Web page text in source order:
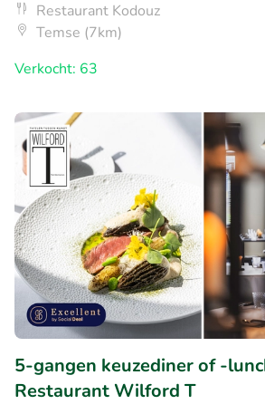
Restaurant Kodouz
Temse (7km)
Verkocht: 63
5-gangen keuzediner of -
Restaurant Wilford T